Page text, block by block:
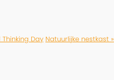
Day Natuurlijke nestkast »